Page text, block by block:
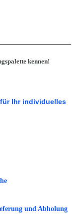
kennen!
Ihr individuelles
und Abholung